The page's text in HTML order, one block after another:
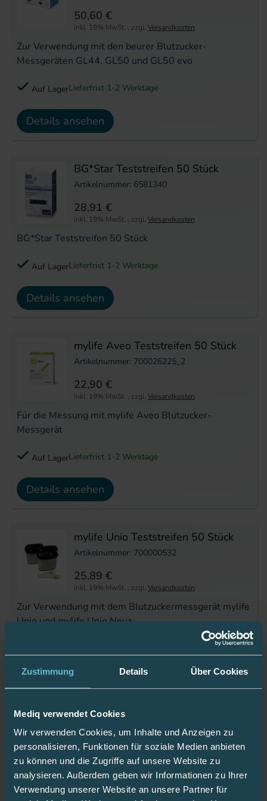
Zustimmung Details Über Cookies
Mediq verwendet Cookies
Wir verwenden Cookies, um Inhalte und Anzeigen zu
personalisieren, Funktionen für soziale Medien anbieten
zu können und die Zugriffe auf unsere Website zu
analysieren. Außerdem geben wir Informationen zu Ihrer
Verwendung unserer Website an unsere Partner für
Zur Verwendung mit den beurer Blutzucker-
Messgeräten GL44, GL50 und GL50 evo
50,60 €
inkl. 19% MwSt. , zzgl. Versandkosten
Auf LagerLieferfrist 1-2 Werktage
Details ansehen
BG*Star Teststreifen 50 Stück
Artikelnummer: 6581340
BG*Star Teststreifen 50 Stück
28,91 €
inkl. 19% MwSt. , zzgl. Versandkosten
Auf LagerLieferfrist 1-2 Werktage
Details ansehen
mylife Aveo Teststreifen 50 Stück
Artikelnummer: 700026225_2
Für die Messung mit mylife Aveo Blutzucker-
Messgerät
22,90 €
inkl. 19% MwSt. , zzgl. Versandkosten
Auf LagerLieferfrist 1-2 Werktage
Details ansehen
mylife Unio Teststreifen 50 Stück
Artikelnummer: 700000532
Zur Verwendung mit dem Blutzuckermessgerät mylife
Unio und mylife Unio Neva
25,89 €
inkl. 19% MwSt. , zzgl. Versandkosten
Details ansehen
mylife Pura Teststreifen 50 Stück
Artikelnummer: 5515654
mylife Pura Teststreifen 50 Stück Plasma kalibriert
25,89 €
inkl. 19% MwSt.,zzgl.Versandkosten